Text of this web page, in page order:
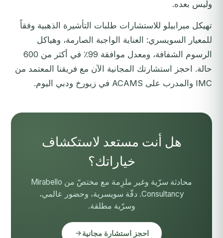
وليس بعده.
تهيكل ميرابيلو للاستشارات طلبات التأشيرة الذهبية وفقاً
للمعيار السويسري: العناية الواجبة الصارمة، وهياكل
الرسوم الشفافة، ومعدل موافقة 99٪ في أكثر من 600
حالة. احجز استشارتك المجانية الآن مع فريقنا المعتمد من
IMC والمدرب على ACAMS في زيورخ ودبي اليوم.
هل أنت مستعد لاستكشاف
خياراتك؟
محادثة سرّية وغير ملزِمة مع مختصّ من Mirabello
Consultancy. دقّة سويسرية، وحضور عالمي،
وسرّية مطلقة.
احجز استشارة مجانية